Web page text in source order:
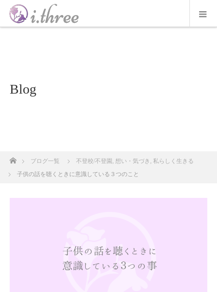
Blog
ホームブログ一覧 不登校/不登園 , 想い・気づき , 私らしく生きる
子供の話を聴くときに意識している３つのこと